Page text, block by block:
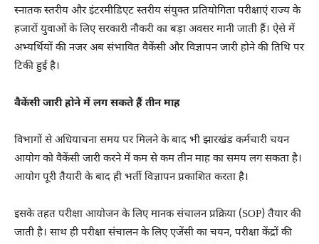
स्नातक स्तरीय और इंटरमीडिएट स्तरीय संयुक्त प्रतियोगिता परीक्षाएं राज्य के
हजारों युवाओं के लिए सरकारी नौकरी का बड़ा अवसर मानी जाती हैं। ऐसे में
अभ्यर्थियों की नजर अब संभावित वैकेंसी और विज्ञापन जारी होने की तिथि पर
टिकी हुई है।
वैकेंसी जारी होने में लग सकते हैं तीन माह
विभागों से अधियाचना समय पर मिलने के बाद भी झारखंड कर्मचारी चयन
आयोग को वैकेंसी जारी करने में कम से कम तीन माह का समय लग सकता है।
आयोग पूरी तैयारी के बाद ही भर्ती विज्ञापन प्रकाशित करता है।
इसके तहत परीक्षा आयोजन के लिए मानक संचालन प्रक्रिया (SOP) तैयार की
जाती है। साथ ही परीक्षा संचालन के लिए एजेंसी का चयन, परीक्षा केंद्रों की